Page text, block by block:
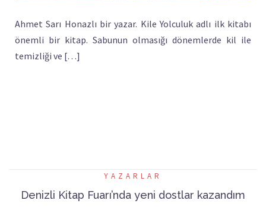
Ahmet Sarı Honazlı bir yazar. Kile Yolculuk adlı ilk kitabı
önemli bir kitap. Sabunun olmasığı dönemlerde kil ile
temizliği ve […]
YAZARLAR
Denizli Kitap Fuarı’nda yeni dostlar kazandım